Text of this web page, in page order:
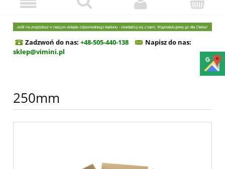
Zadzwoń do nas: +48-505-440-138 Napisz do nas:
sklep@vimini.pl
250mm